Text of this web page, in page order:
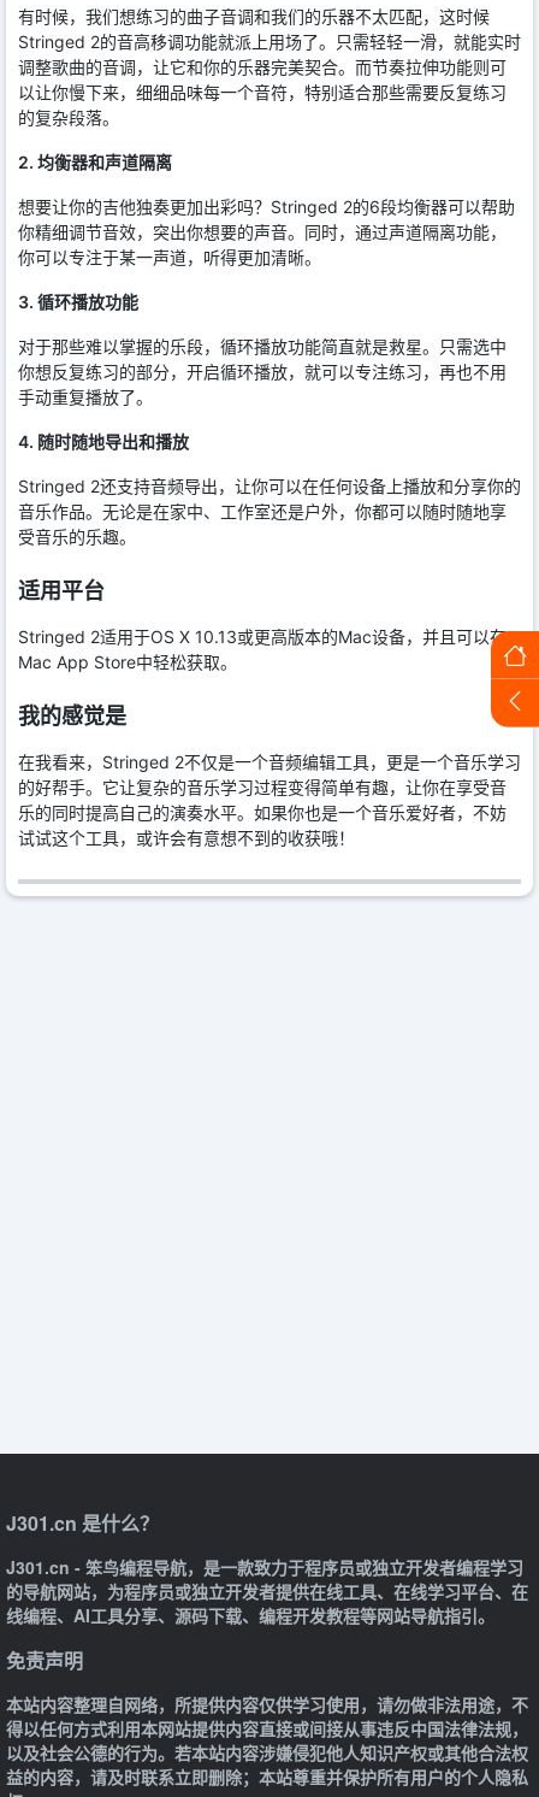
有时候，我们想练习的曲子音调和我们的乐器不太匹配，这时候
Stringed 2的音高移调功能就派上用场了。只需轻轻一滑，就能实时
调整歌曲的音调，让它和你的乐器完美契合。而节奏拉伸功能则可
以让你慢下来，细细品味每一个音符，特别适合那些需要反复练习
的复杂段落。
2. 均衡器和声道隔离
想要让你的吉他独奏更加出彩吗？Stringed 2的6段均衡器可以帮助
你精细调节音效，突出你想要的声音。同时，通过声道隔离功能，
你可以专注于某一声道，听得更加清晰。
3. 循环播放功能
对于那些难以掌握的乐段，循环播放功能简直就是救星。只需选中
你想反复练习的部分，开启循环播放，就可以专注练习，再也不用
手动重复播放了。
4. 随时随地导出和播放
Stringed 2还支持音频导出，让你可以在任何设备上播放和分享你的
音乐作品。无论是在家中、工作室还是户外，你都可以随时随地享
受音乐的乐趣。
适用平台
Stringed 2适用于OS X 10.13或更高版本的Mac设备，并且可以在
Mac App Store中轻松获取。
我的感觉是
在我看来，Stringed 2不仅是一个音频编辑工具，更是一个音乐学习
的好帮手。它让复杂的音乐学习过程变得简单有趣，让你在享受音
乐的同时提高自己的演奏水平。如果你也是一个音乐爱好者，不妨
试试这个工具，或许会有意想不到的收获哦！
J301.cn 是什么？
J301.cn - 笨鸟编程导航，是一款致力于程序员或独立开发者编程学习
的导航网站，为程序员或独立开发者提供在线工具、在线学习平台、在
线编程、AI工具分享、源码下载、编程开发教程等网站导航指引。
免责声明
本站内容整理自网络，所提供内容仅供学习使用，请勿做非法用途，不
得以任何方式利用本网站提供内容直接或间接从事违反中国法律法规，
以及社会公德的行为。若本站内容涉嫌侵犯他人知识产权或其他合法权
益的内容，请及时联系立即删除；本站尊重并保护所有用户的个人隐私